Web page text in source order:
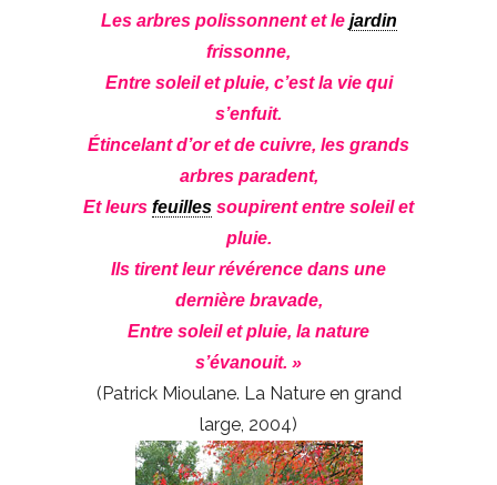
Les arbres polissonnent et le jardin
frissonne,
Entre soleil et pluie, c’est la vie qui
s’enfuit.
Étincelant d’or et de cuivre, les grands
arbres paradent,
Et leurs feuilles soupirent entre soleil et
pluie.
Ils tirent leur révérence dans une
dernière bravade,
Entre soleil et pluie, la nature
s’évanouit. »
(Patrick Mioulane. La Nature en grand
large, 2004)